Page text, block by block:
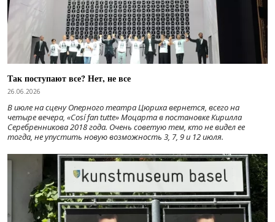
Так поступают все? Нет, не все
26.06.2026
В июле на сцену Оперного театра Цюриха вернется, всего на
четыре вечера, «Cosí fan tutte» Моцарта в постановке Кирилла
Серебренникова 2018 года. Очень советую тем, кто не видел ее
тогда, не упустить новую возможность 3, 7, 9 и 12 июля.